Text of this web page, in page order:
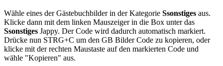
Wähle eines der Gästebuchbilder in der Kategorie Ssonstiges aus.
Klicke dann mit dem linken Mauszeiger in die Box unter das
Ssonstiges Jappy. Der Code wird dadurch automatisch markiert.
Drücke nun STRG+C um den GB Bilder Code zu kopieren, oder
klicke mit der rechten Maustaste auf den markierten Code und
wähle "Kopieren" aus.